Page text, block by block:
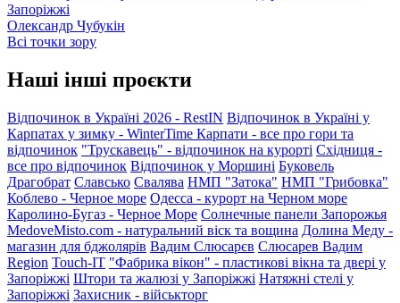
Запоріжжі
Олександр Чубукін
Всі точки зору
Наші інші проєкти
Відпочинок в Україні 2026 - RestIN Відпочинок в Україні у
Карпатах у зимку - WinterTime Карпати - все про гори та
відпочинок "Трускавець" - відпочинок на курорті Східниця -
все про відпочинок Відпочинок у Моршині Буковель
Драгобрат Славсько Свалява НМП "Затока" НМП "Грибовка"
Коблево - Черное море Одесса - курорт на Черном море
Каролино-Бугаз - Черное Море Солнечные панели Запорожья
MedoveMisto.com - натуральний віск та вощина Долина Меду -
магазин для бджолярів Вадим Слюсарєв Слюсарев Вадим
Region Touch-IT "Фабрика вікон" - пластикові вікна та двері у
Запоріжжі Штори та жалюзі у Запоріжжі Натяжні стелі у
Запоріжжі Захисник - військторг